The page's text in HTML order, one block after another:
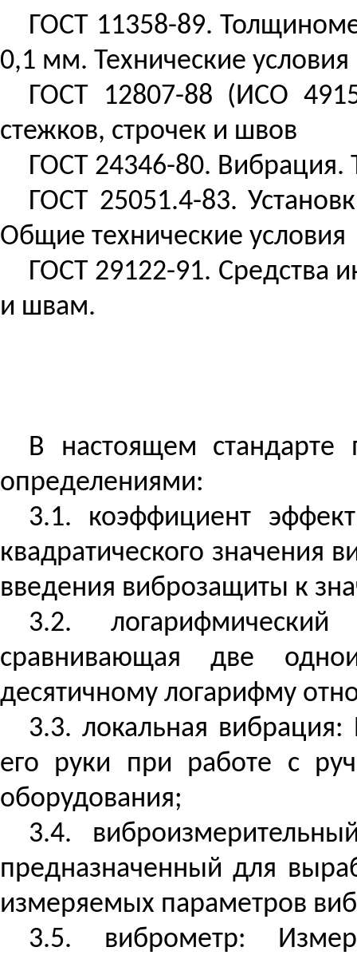
ГОСТ 11358-89.
0,1 мм. Технические условия
ГОСТ 12807-88 (ИСО
стежков, строчек и швов
ГОСТ 24346-80.
ГОСТ 25051.4-83.
Общие технические условия
ГОСТ 29122-91. Средства
и швам.
В настоящем
определениями:
3.1. коэффициент
квадратического значения
введения виброзащиты к
3.2. логарифмический
сравнивающая две
десятичному логарифму
3.3. локальная
его руки при работе с
оборудования;
3.4.
предназначенный для
измеряемых параметров
3.5. виброметр: